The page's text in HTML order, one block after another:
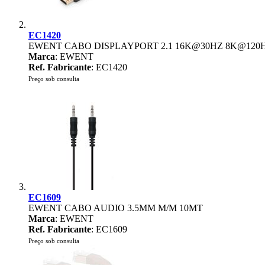
EC1420
EWENT CABO DISPLAYPORT 2.1 16K@30HZ
Marca: EWENT
Ref. Fabricante: EC1420
Preço sob consulta
EC1609
EWENT CABO AUDIO 3.5MM M/M 10MT
Marca: EWENT
Ref. Fabricante: EC1609
Preço sob consulta